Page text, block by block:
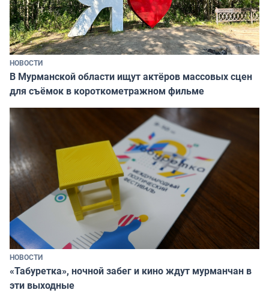
НОВОСТИ
В Мурманской области ищут актёров массовых сцен
для съёмок в короткометражном фильме
НОВОСТИ
«Табуретка», ночной забег и кино ждут мурманчан в
эти выходные